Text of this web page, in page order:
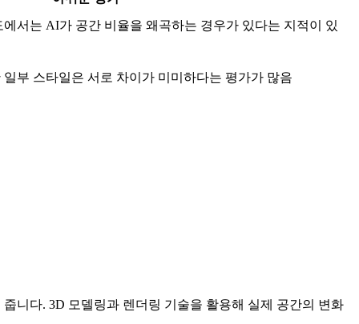
서는 AI가 공간 비율을 왜곡하는 경우가 있다는 지적이 있
부 스타일은 서로 차이가 미미하다는 평가가 많음
니다. 3D 모델링과 렌더링 기술을 활용해 실제 공간의 변화